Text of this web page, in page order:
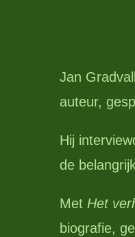
Jan
auteur,
Hij
de
Met Het
biografie,